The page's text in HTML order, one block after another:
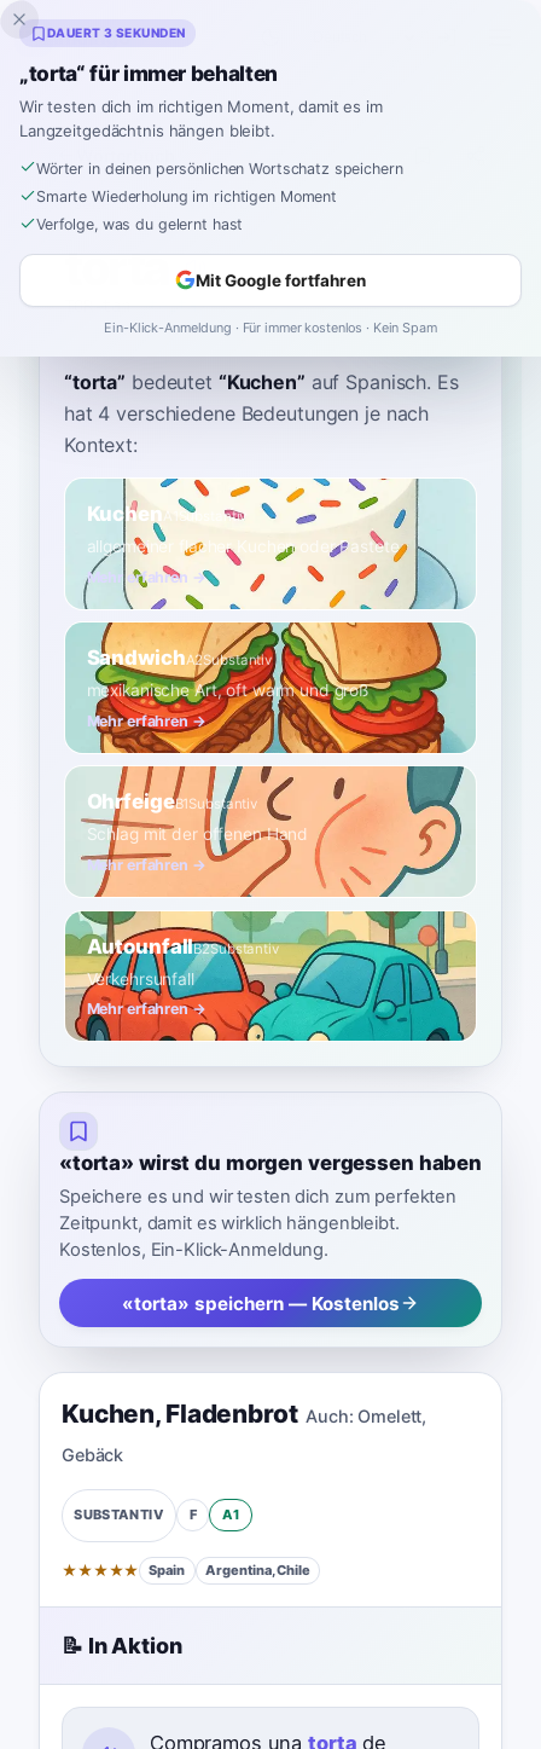
Inklingo
Startseite›Spanisch› Wörterbuch ›torta
torta
TOR-tah ˈtoɾta
“torta” bedeutet “Kuchen” auf Spanisch. Es
hat 4 verschiedene Bedeutungen je nach
Kontext:
KuchenA1 Substantiv
allgemeiner flacher Kuchen oder Pastete
Mehr erfahren →
SandwichA2Substantiv
mexikanische Art, oft warm und groß
Mehr erfahren →
OhrfeigeB1Substantiv
Schlag mit der offenen Hand
Mehr erfahren →
AutounfallB2Substantiv
Verkehrsunfall
Mehr erfahren →
«torta» wirst du morgen vergessen haben
Speichere es und wir testen dich zum perfekten
Zeitpunkt, damit es wirklich hängenbleibt.
Kostenlos, Ein-Klick-Anmeldung.
«torta» speichern — Kostenlos
Kuchen, Fladenbrot Auch: Omelett,
Gebäck
SUBSTANTIV F A1
★★★★★ Spain Argentina, Chile
📝 In Aktion
Compramos unatorta de
DAUERT 3 SEKUNDEN
„torta“ für immer behalten
Wir testen dich im richtigen Moment, damit es im
Langzeitgedächtnis hängen bleibt.
Wörter in deinen persönlichen Wortschatz speichern
Smarte Wiederholung im richtigen Moment
Verfolge, was du gelernt hast
Mit Google fortfahren
Ein-Klick-Anmeldung · Für immer kostenlos · Kein Spam